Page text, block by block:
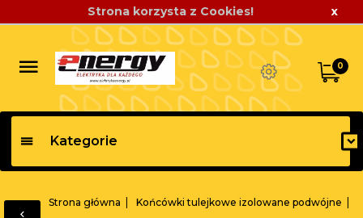
Strona korzysta z Cookies! x
0
Kategorie
Strona główna Końcówki tulejkowe izolowane podwójne